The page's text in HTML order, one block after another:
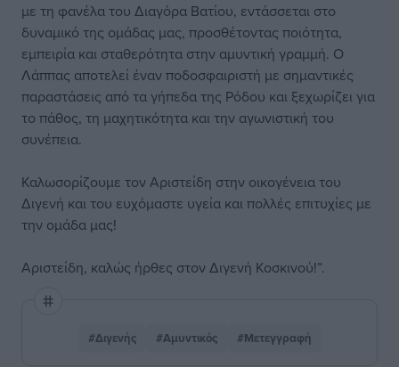
με τη φανέλα του Διαγόρα Βατίου, εντάσσεται στο
δυναμικό της ομάδας μας, προσθέτοντας ποιότητα,
εμπειρία και σταθερότητα στην αμυντική γραμμή. Ο
Λάππας αποτελεί έναν ποδοσφαιριστή με σημαντικές
παραστάσεις από τα γήπεδα της Ρόδου και ξεχωρίζει για
το πάθος, τη μαχητικότητα και την αγωνιστική του
συνέπεια.
Καλωσορίζουμε τον Αριστείδη στην οικογένεια του
Διγενή και του ευχόμαστε υγεία και πολλές επιτυχίες με
την ομάδα μας!
Αριστείδη, καλώς ήρθες στον Διγενή Κοσκινού!”.
#Διγενής #Αμυντικός #Μετεγγραφή